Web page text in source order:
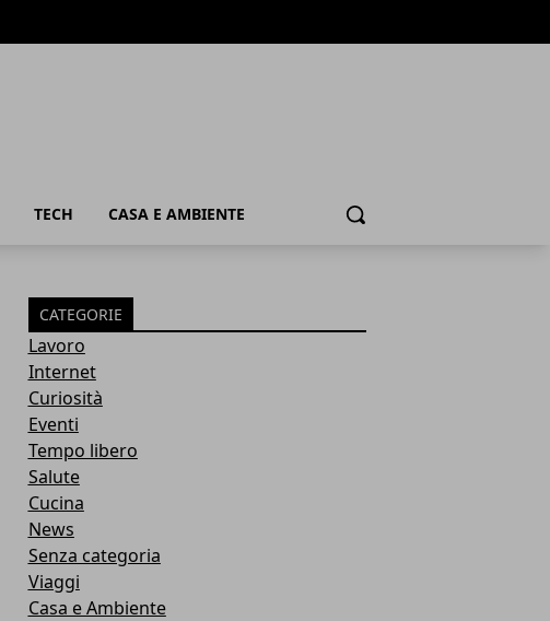
TECH CASA E AMBIENTE Cerca
CATEGORIE
Lavoro
Internet
Curiosità
Eventi
Tempo libero
Salute
Cucina
News
Senza categoria
Viaggi
Casa e Ambiente